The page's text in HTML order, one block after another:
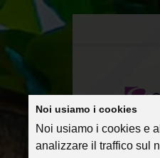
Noi usiamo i cookies
Noi usiamo i cookies e
analizzare il traffico sul